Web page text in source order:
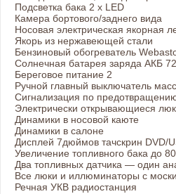
Подсветка бака 2 х LED
Камера бортового/заднего вида
Носовая электрическая якорная
Якорь из нержавеющей стали
Бензиновый обогреватель
Солнечная батарея заряда АКБ
Береговое питание 2
Ручной главный выключатель
Сигнализация по
Электрически открывающиеся
Динамики в носовой каюте
Динамики в салоне
Дисплей 7дюймов тачскрин DVD/
Увеличение топливного бака до
Два топливных датчика — один
Все люки и иллюминаторы с
Речная УКВ радиостанция